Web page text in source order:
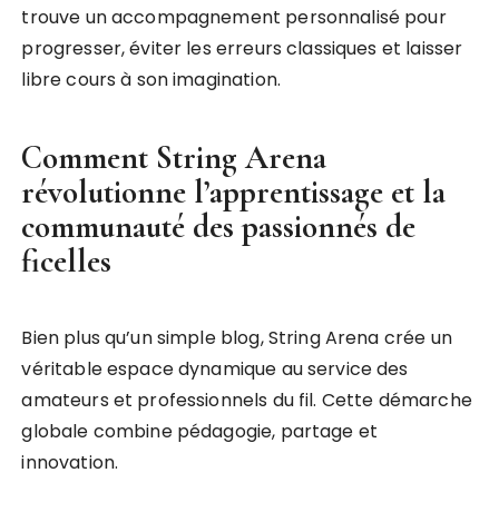
trouve un accompagnement personnalisé pour
progresser, éviter les erreurs classiques et laisser
libre cours à son imagination.
Comment String Arena
révolutionne l’apprentissage et la
communauté des passionnés de
ficelles
Bien plus qu’un simple blog, String Arena crée un
véritable espace dynamique au service des
amateurs et professionnels du fil. Cette démarche
globale combine pédagogie, partage et
innovation.